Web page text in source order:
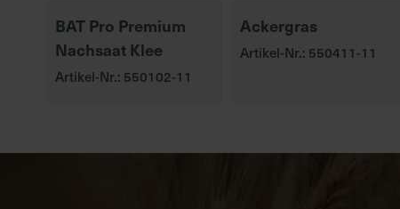
BAT Pro Premium
Nachsaat Klee
Artikel-Nr.: 550102-11
Ackergras
Artikel-Nr.: 550411-11